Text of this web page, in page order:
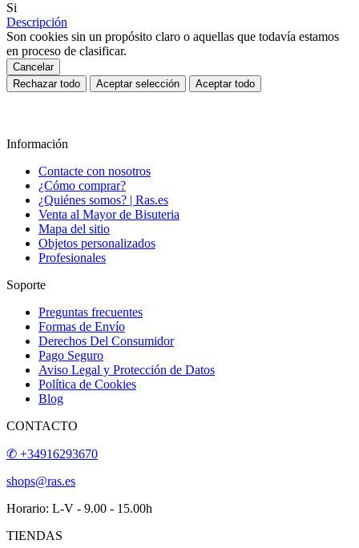
Si
Descripción
Son cookies sin un propósito claro o aquellas que todavía estamos
en proceso de clasificar.
Cancelar
Rechazar todo
Aceptar selección Aceptar todo
Información
Contacte con nosotros
¿Cómo comprar?
¿Quiénes somos? | Ras.es
Venta al Mayor de Bisuteria
Mapa del sitio
Objetos personalizados
Profesionales
Soporte
Preguntas frecuentes
Formas de Envío
Derechos Del Consumidor
Pago Seguro
Aviso Legal y Protección de Datos
Política de Cookies
Blog
CONTACTO
✆ +34916293670
shops@ras.es
Horario: L-V - 9.00 - 15.00h
TIENDAS